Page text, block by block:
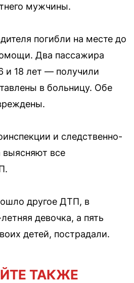
мужчины.
погибли на месте до
Два пассажира
18 лет — получили
в больницу. Обе
и следственно-
выясняют все
другое ДТП, в
девочка, а пять
детей, пострадали.
ТАКЖЕ